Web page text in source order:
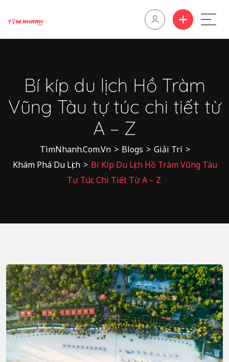
Bí kíp du lịch Hồ Tràm
Vũng Tàu tự túc chi tiết từ
A – Z
TìmNhanh.Com.Vn > Blogs > Giải Trí >
Khám Phá Du Lịch > Bí Kíp Du Lịch Hồ Tràm Vũng Tàu
Tự Túc Chi Tiết Từ A – Z